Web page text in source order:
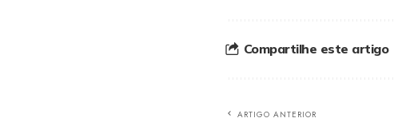
Compartilhe este artigo
ARTIGO ANTERIOR